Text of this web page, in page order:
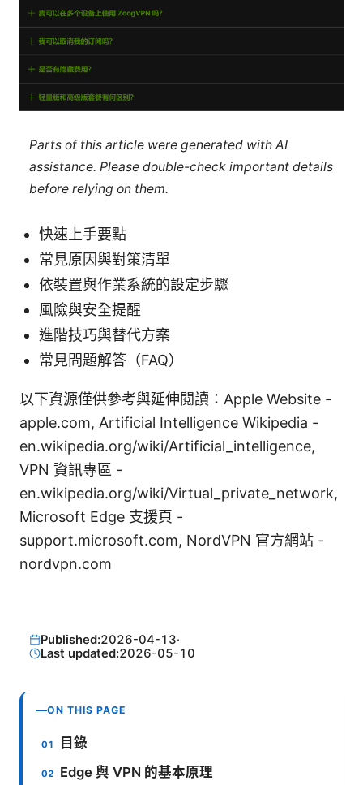
Parts of this article were generated with AI
assistance. Please double-check important details
before relying on them.
快速上手要點
常見原因與對策清單
依裝置與作業系統的設定步驟
風險與安全提醒
進階技巧與替代方案
常見問題解答（FAQ）
以下資源僅供參考與延伸閱讀：Apple Website -
apple.com, Artificial Intelligence Wikipedia -
en.wikipedia.org/wiki/Artificial_intelligence,
VPN 資訊專區 -
en.wikipedia.org/wiki/Virtual_private_network,
Microsoft Edge 支援頁 -
support.microsoft.com, NordVPN 官方網站 -
nordvpn.com
Published:2026-04-13·
Last updated:2026-05-10
ON THIS PAGE
目錄
Edge 與 VPN 的基本原理